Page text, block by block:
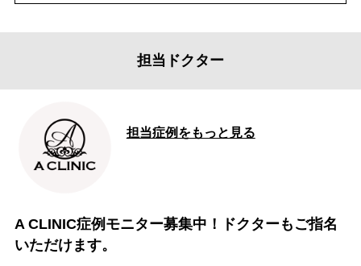
担当ドクター
担当症例をもっと見る
A CLINIC症例モニター募集中！ドクターもご指名
いただけます。